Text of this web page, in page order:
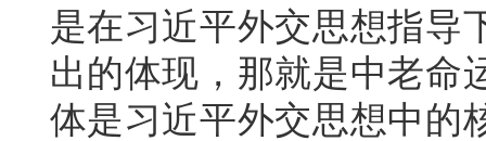
是在习近平外交思想指导
出的体现，那就是中老命
体是习近平外交思想中的